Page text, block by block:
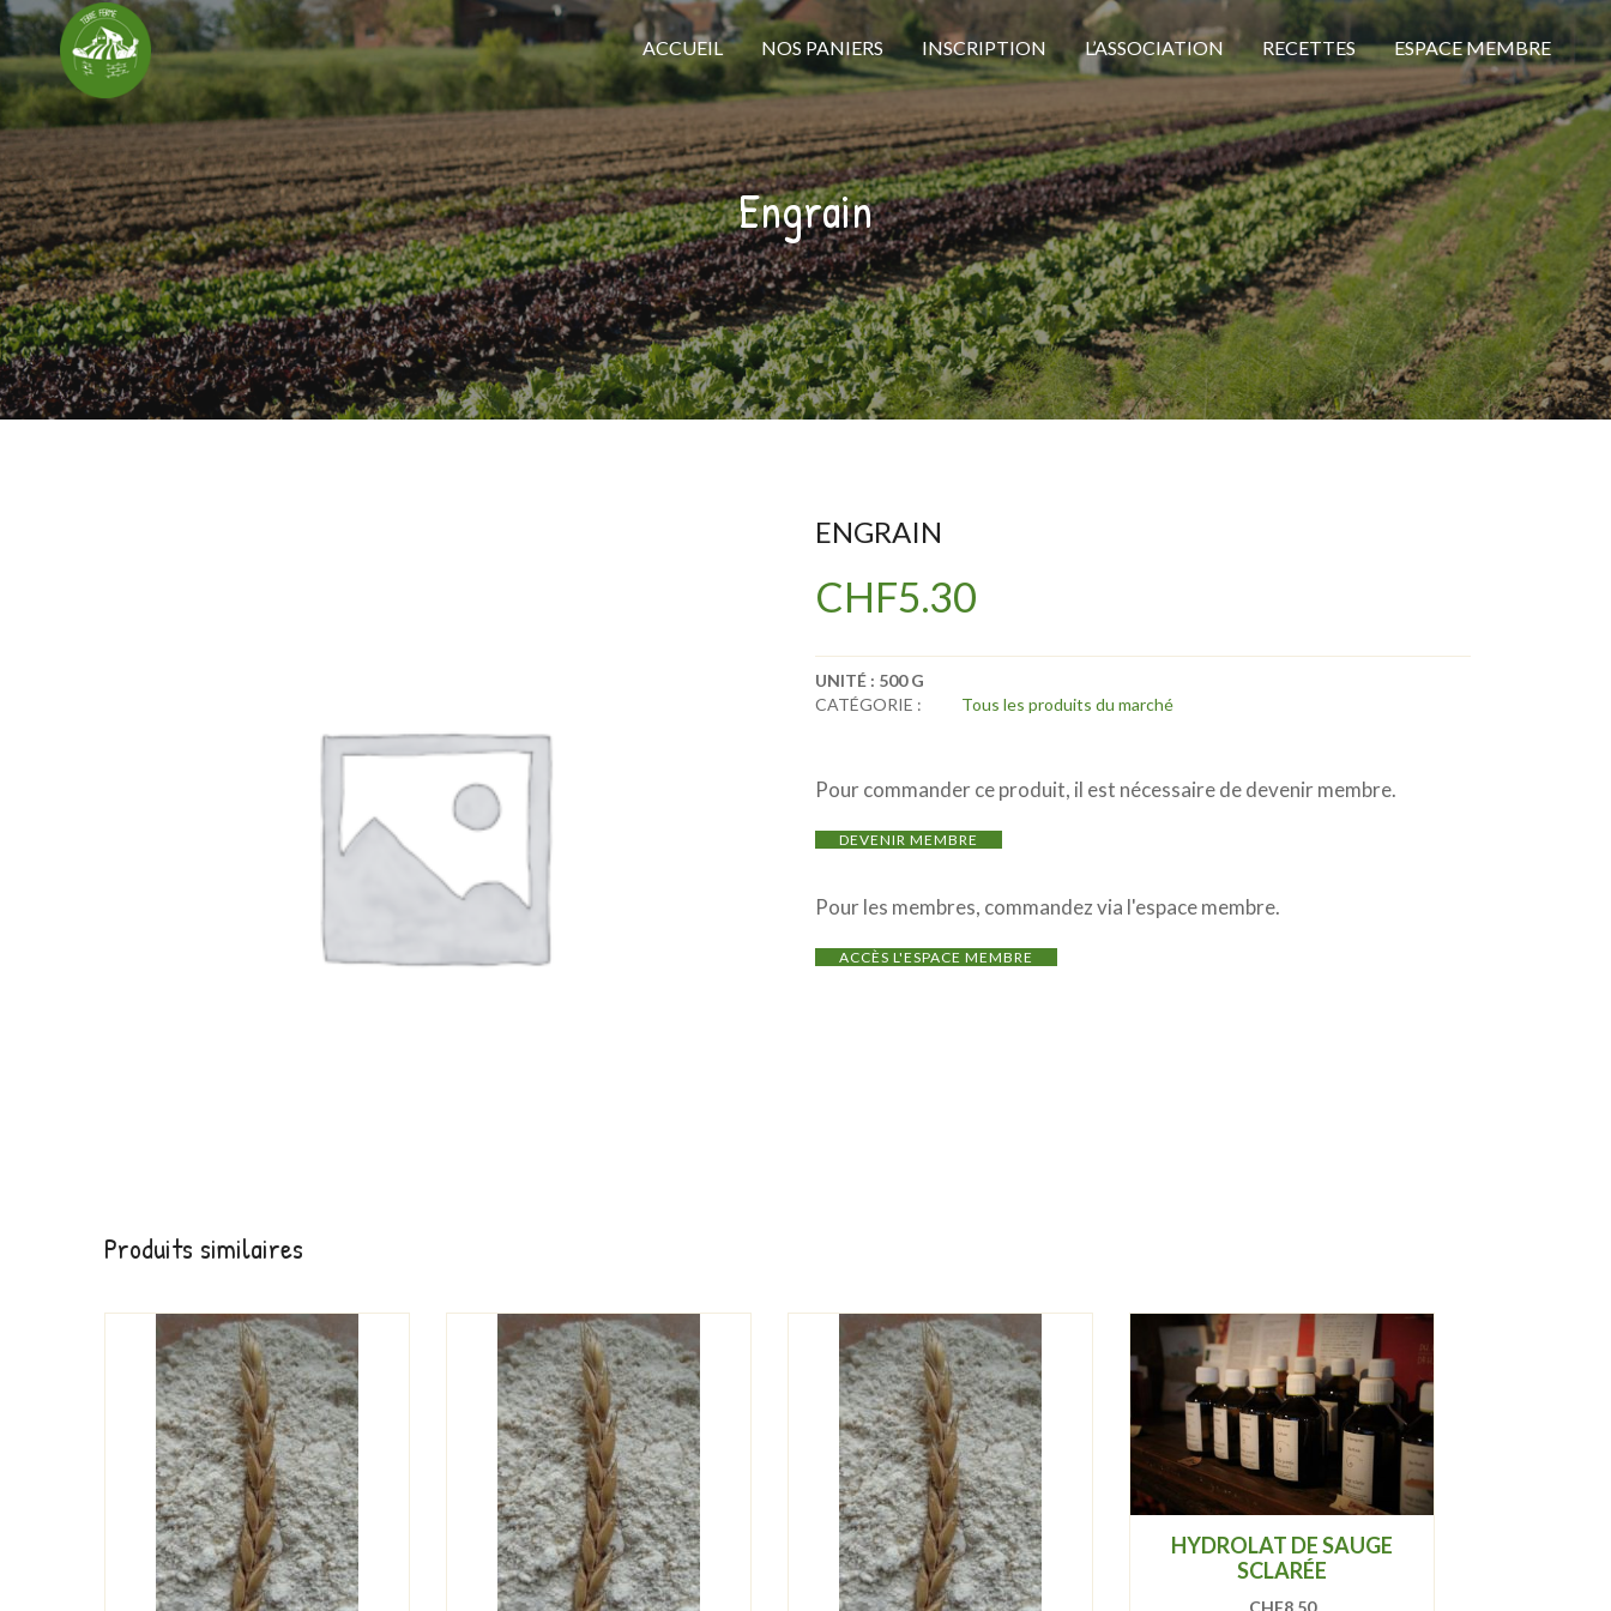
ACCUEIL NOS PANIERS INSCRIPTION L’ASSOCIATION RECETTES ESPACE MEMBRE
Engrain
ENGRAIN
CHF5.30
UNITÉ : 500 G
CATÉGORIE :
Tous les produits du marché
Pour commander ce produit, il est nécessaire de devenir membre.
DEVENIR MEMBRE
Pour les membres, commandez via l'espace membre.
ACCÈS L'ESPACE MEMBRE
Produits similaires
HYDROLAT DE SAUGE
SCLARÉE